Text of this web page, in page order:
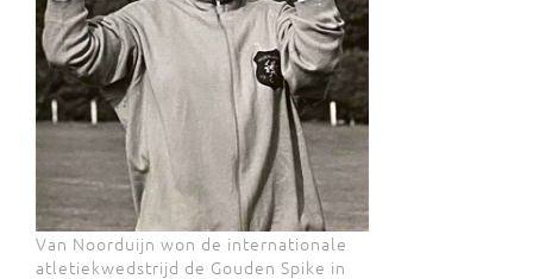
Van Noorduijn won de internationale
atletiekwedstrijd de Gouden Spike in